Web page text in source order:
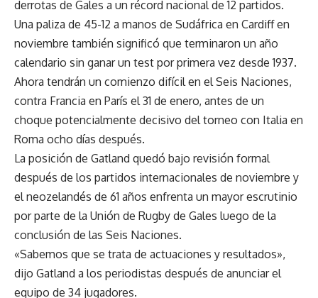
derrotas de Gales a un récord nacional de 12 partidos.
Una paliza de 45-12 a manos de Sudáfrica en Cardiff en
noviembre también significó que terminaron un año
calendario sin ganar un test por primera vez desde 1937.
Ahora tendrán un comienzo difícil en el Seis Naciones,
contra Francia en París el 31 de enero, antes de un
choque potencialmente decisivo del torneo con Italia en
Roma ocho días después.
La posición de Gatland quedó bajo revisión formal
después de los partidos internacionales de noviembre y
el neozelandés de 61 años enfrenta un mayor escrutinio
por parte de la Unión de Rugby de Gales luego de la
conclusión de las Seis Naciones.
«Sabemos que se trata de actuaciones y resultados»,
dijo Gatland a los periodistas después de anunciar el
equipo de 34 jugadores.